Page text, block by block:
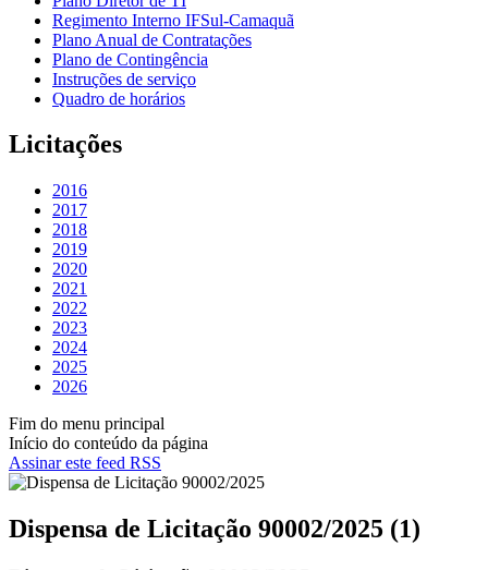
Regimento Interno IFSul-Camaquã
Plano Anual de Contratações
Plano de Contingência
Instruções de serviço
Quadro de horários
Licitações
2016
2017
2018
2019
2020
2021
2022
2023
2024
2025
2026
Fim do menu principal
Início do conteúdo da página
Assinar este feed RSS
Dispensa de Licitação 90002/2025 (1)